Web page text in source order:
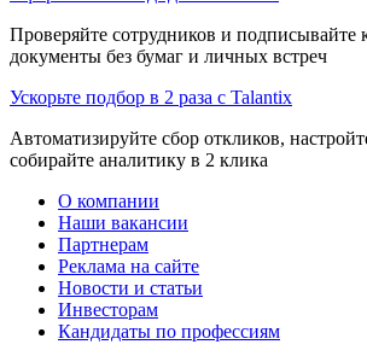
Проверяйте сотрудников и подписывайте
документы без бумаг и личных встреч
Ускорьте подбор в 2 раза с Talantix
Автоматизируйте сбор откликов,
собирайте аналитику в 2 клика
О компании
Наши вакансии
Партнерам
Реклама на сайте
Новости и статьи
Инвесторам
Кандидаты по профессиям